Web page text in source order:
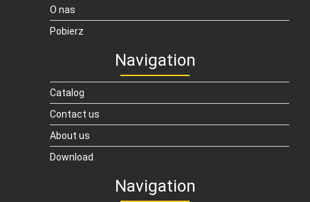
O nas
Pobierz
Navigation
Catalog
Contact us
About us
Download
Navigation